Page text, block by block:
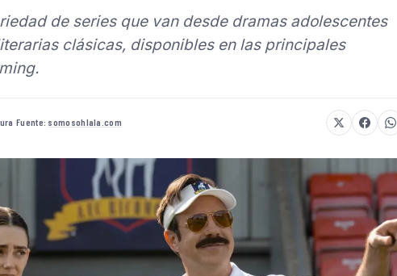
de series que van desde dramas adolescentes
clásicas, disponibles en las principales
·Fuente: somosohlala.com